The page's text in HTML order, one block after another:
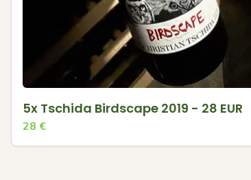
5x Tschida Birdscape 2019 - 28 EUR
28 €